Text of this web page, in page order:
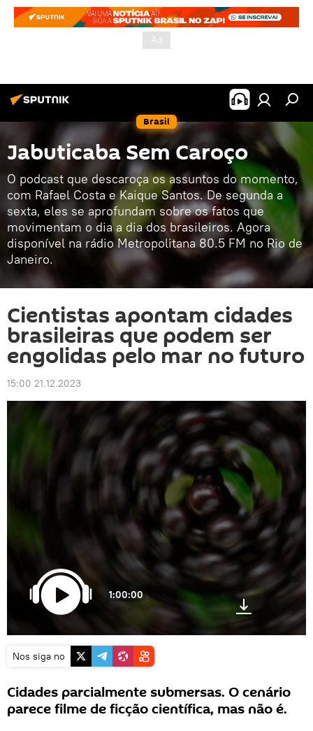
Brasil
Jabuticaba Sem Caroço
O podcast que descaroça os assuntos do momento,
com Rafael Costa e Kaique Santos. De segunda a
sexta, eles se aprofundam sobre os fatos que
movimentam o dia a dia dos brasileiros. Agora
disponível na rádio Metropolitana 80.5 FM no Rio de
Janeiro.
Cientistas apontam cidades
brasileiras que podem ser
engolidas pelo mar no futuro
15:00 21.12.2023
1:00:00
Nos siga no
Cidades parcialmente submersas. O cenário
parece filme de ficção científica, mas não é.